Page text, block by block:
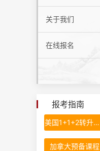
关于我们
在线报名
报考指南
美国1+1+2转升计划
加拿大预备课程